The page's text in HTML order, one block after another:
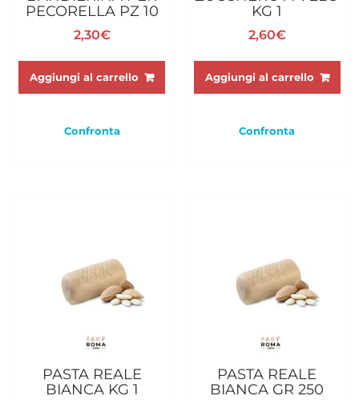
PECORELLA PZ 10
2,30€
Aggiungi al carrello
Confronta
KG 1
2,60€
Aggiungi al carrello
Confronta
PASTA REALE
BIANCA KG 1
PASTA REALE
BIANCA GR 250